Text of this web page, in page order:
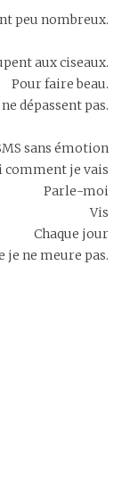
peu nombreux.
aux ciseaux.
Pour faire beau.
dépassent pas.
sans émotion
je vais
Parle-moi
Vis
Chaque jour
je ne meure pas.